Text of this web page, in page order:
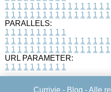
1 1 1 1 1 1 1 1 1 1 1 1 1 1 1 1 1
1 1 1 1 1 1 1 1 1 1 1 1 1 1 1 1 1
PARALLELS:
1 1 1 1 1 1 1 1 1 1
1 1 1 1 1 1 1 1 1 1 1 1 1 1 1 1 1
1 1 1 1 1 1 1 1 1 1 1 1 1 1 1 1 1
URL PARAMETER:
1 1 1 1 1 1 1 1 1 1
Currivie - Blog - Alle